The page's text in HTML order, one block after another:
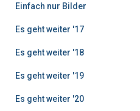
Einfach nur Bilder
Es geht weiter '17
Es geht weiter '18
Es geht weiter '19
Es geht weiter '20